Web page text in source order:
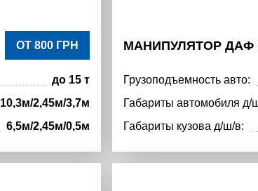
ОТ 800 ГРН
до 15 т
10,3м/2,45м/3,7м
6,5м/2,45м/0,5м
МАНИПУЛЯТОР ДАФ
Грузоподъемность авто:
Габариты автомобиля д/
Габариты кузова д/ш/в: